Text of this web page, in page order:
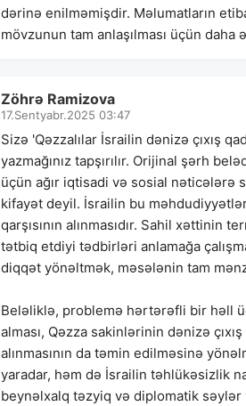
dərinə enilməmişdir. Məlumatların
mövzunun tam anlaşılması üçün daha
Zöhrə Ramizova
17.Sentyabr.2025 03:47
Sizə 'Qəzzalılar İsrailin dənizə çıxış
yazmağınız tapşırılır. Orijinal şərh
üçün ağır iqtisadi və sosial nəticələrə
kifayət deyil. İsrailin bu
qarşısının alınmasıdır. Sahil xəttinin
tətbiq etdiyi tədbirləri anlamağa
diqqət yönəltmək, məsələnin tam
Beləliklə, problemə hərtərəfli bir həll
alması, Qəzza sakinlərinin dənizə
alınmasının da təmin edilməsinə
yaradar, həm də İsrailin təhlükəsizlik
beynəlxalq təzyiq və diplomatik